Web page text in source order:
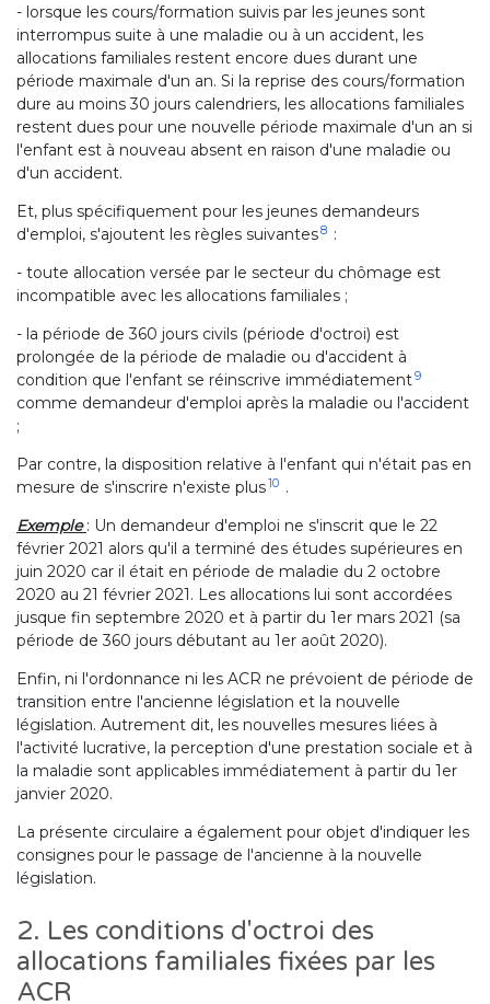
- lorsque les cours/formation suivis par les jeunes sont
interrompus suite à une maladie ou à un accident, les
allocations familiales restent encore dues durant une
période maximale d'un an. Si la reprise des cours/formation
dure au moins 30 jours calendriers, les allocations familiales
restent dues pour une nouvelle période maximale d'un an si
l'enfant est à nouveau absent en raison d'une maladie ou
d'un accident.
Et, plus spécifiquement pour les jeunes demandeurs
d'emploi, s'ajoutent les règles suivantes8 :
- toute allocation versée par le secteur du chômage est
incompatible avec les allocations familiales ;
- la période de 360 jours civils (période d'octroi) est
prolongée de la période de maladie ou d'accident à
condition que l'enfant se réinscrive immédiatement9
comme demandeur d'emploi après la maladie ou l'accident
;
Par contre, la disposition relative à l'enfant qui n'était pas en
mesure de s'inscrire n'existe plus10 .
Exemple : Un demandeur d'emploi ne s'inscrit que le 22
février 2021 alors qu'il a terminé des études supérieures en
juin 2020 car il était en période de maladie du 2 octobre
2020 au 21 février 2021. Les allocations lui sont accordées
jusque fin septembre 2020 et à partir du 1er mars 2021 (sa
période de 360 jours débutant au 1er août 2020).
Enfin, ni l'ordonnance ni les ACR ne prévoient de période de
transition entre l'ancienne législation et la nouvelle
législation. Autrement dit, les nouvelles mesures liées à
l'activité lucrative, la perception d'une prestation sociale et à
la maladie sont applicables immédiatement à partir du 1er
janvier 2020.
La présente circulaire a également pour objet d'indiquer les
consignes pour le passage de l'ancienne à la nouvelle
législation.
2. Les conditions d'octroi des
allocations familiales fixées par les
ACR